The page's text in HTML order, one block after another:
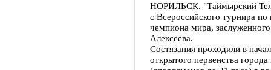
НОРИЛЬСК. "Таймырский
с Всероссийского турнира
чемпиона мира,
Алексеева.
Состязания проходили в
открытого первенства